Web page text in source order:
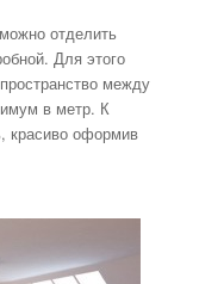
отделить
Для этого
между
в метр. К
красиво оформив